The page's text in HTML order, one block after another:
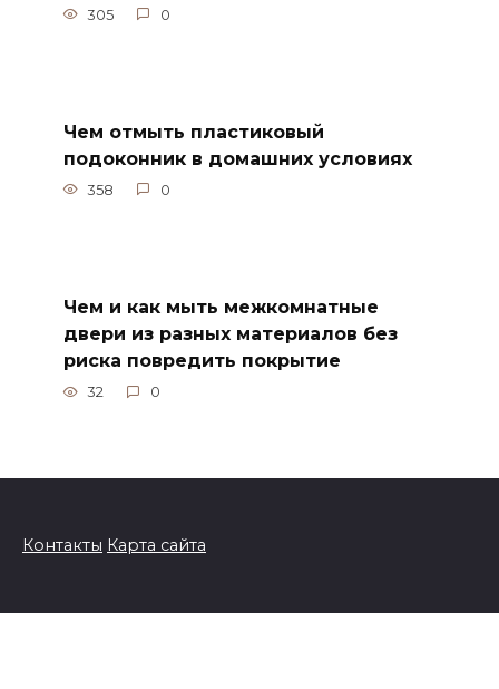
305 0
Чем отмыть пластиковый
подоконник в домашних условиях
358 0
Чем и как мыть межкомнатные
двери из разных материалов без
риска повредить покрытие
32 0
Контакты Карта сайта